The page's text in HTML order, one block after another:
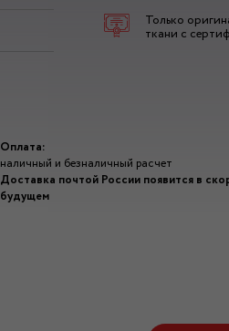
Только
ткани с
Оплата:
наличный и безналичный расчет
Доставка почтой России появится в
будущем